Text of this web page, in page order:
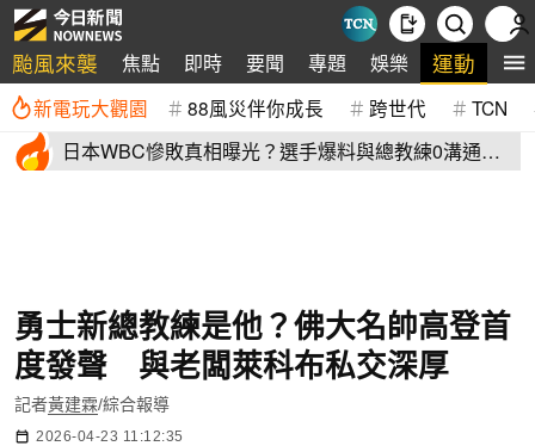
颱風來襲 焦點 即時 要聞 專題 娛樂 運動 全
新電玩大觀園 88風災伴你成長 跨世代 TCN
日本WBC慘敗真相曝光？選手爆料與總教練0溝通
勇士新總教練是他？佛大名帥高登首
度發聲 與老闆萊科布私交深厚
記者黃建霖/綜合報導
2026-04-23 11:12:35